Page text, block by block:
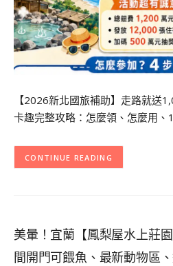
【2026新北國旅補助】走路就送
卡趣完整攻略：怎麼領、怎麼用
CONTINUE READING
美暈！宜蘭【鳳梨屋水上莊
間開門可餵魚、最新動物區